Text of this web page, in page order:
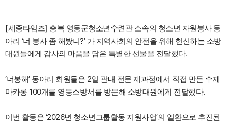
[세종타임즈] 충북 영동군청소년수련관 소속의 청소년 자원봉사 동
아리 ‘너 봉사 좀 해봤니?’ 가 지역사회의 안전을 위해 헌신하는 소방
대원들에게 감사의 마음을 담은 특별한 선물을 전달했다.
‘너봉해’ 동아리 회원들은 2일 관내 전문 제과점에서 직접 만든 수제
마카롱 100개를 영동소방서를 방문해 소방대원에게 전달했다.
이번 활동은 ‘2026년 청소년그룹활동 지원사업’의 일환으로 추진된